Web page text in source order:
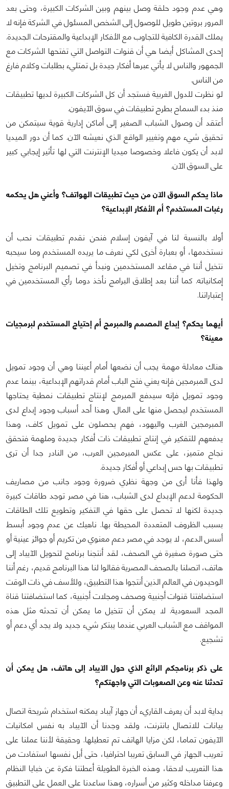
وهي عدم وجود حلقة وصل بينهم وبين الشركات الكبيرة، وحتى بعد
المرور بروتين طويل للوصول إلى الشخص المسئول في الشركة فإنه لا
يملك القدرة الكافية للتجاوب مع الأفكار الإبداعية والمقترحات الجديدة.
إحدى المشاكل أيضا هي أن قنوات التواصل التي تفتحها الشركات مع
الجمهور والناس لا يأتي عبرها أفكار جيدة بل تمتليء بطلبات وكلام فارغ
من الناس.
لو نظرت للدول الغربية فستجد أن كل الشركات الكبيرة لديها تطبيقات
منذ بدء السماح بطرح تطبيقات في سوق الآيفون.
أعتقد أن وصول الشباب الصغير إلى أماكن إدارية قوية سيتمكن من
تحقيق شيء مهم وتغيير الواقع الذي نعيشه الآن. كما أن دور الميديا
لابد أن يكون فاعلا وخصوصا ميديا الإنترنت التي لها تأثير إيجابي كبير
على السوق الآن.
ماذا يحكم السوق الآن من حيث تطبيقات الهواتف؟ وأعني هل يحكمه
رغبات المستخدم؟ أم الأفكار الإبداعية؟
أولا بالنسبة لنا في آيفون إسلام فنحن نقدم تطبيقات نحب أن
نستخدمها، أو بعبارة أخرى لكي نعرف ما يريده المستخدم وما سيحبه
نتخيل أننا في مقاعد المستخدمين ونبدأ في تصميم البرنامج وتخيل
إمكانياته. كما أننا بعد إطلاق البرامج نأخذ دوما رأي المستخدمين في
إعتباراتنا.
أيهما يحكم؟ إبداع المصمم والمبرمج أم إحتياج المستخدم لبرمجيات
معينة؟
هناك معادلة مهمة يجب أن نضعها أمام أعيننا وهي أن وجود تمويل
لدى المبرمجين فإنه يعني فتح الباب أمام قدراتهم الإبداعية، بينما عدم
وجود تمويل فإنه سيدفع المبرمج لإنتاج تطبيقات نمطية يحتاجها
المستخدم ليحصل منها على المال. وهذا أحد أسباب وجود إبداع لدى
المبرمجين الغرب واليهود، فهم يحصلون على تمويل كاف، وهذا
يدفعهم للتفكير في إنتاج تطبيقات ذات أفكار جديدة وملهمة فتحقق
نجاح متميز، على عكس المبرمجين العرب، من النادر جدا أن ترى
تطبيقات بها حس إبداعي أو أفكار جديدة.
ولهذا فأنا أرى من وجهة نظري ضرورة وجود جانب من مصاريف
الحكومة لدعم الإبداع لدى الشباب، هنا في مصر توجد طاقات كبيرة
جديدة لكنها لا تحصل على حقها في التفكير وتطويع تلك الطاقات
بسبب الظروف المتعددة المحيطة بها. ناهيك عن عدم وجود أبسط
أسس الدعم، لا يوجد في مصر دعم معنوي من تكريم أو جوائز عينية أو
حتى صورة صغيرة في الصحف، لقد أنتجنا برنامج لتحويل الآيباد إلى
هاتف، اتصلنا بالصحف المصرية فقالوا لنا هذا البرنامج قديم، رغم أننا
الوحيدون في العالم الذين أنتجوا هذا التطبيق، وللأسف في ذات الوقت
استضافتنا قنوات أجنبية وصحف ومجلات أجنبية، كما استضافتنا قناة
المجد السعودية. لا يمكن أن تتخيل ما يمكن أن تحدثه مثل هذه
المواقف مع الشباب العربي عندما يبتكر شيء جديد ولا يجد أي دعم أو
تشجيع.
على ذكر برنامجكم الرائع الذي حول الآيباد إلى هاتف، هل يمكن أن
تحدثنا عنه وعن الصعوبات التي واجهتكم؟
بداية لابد أن يعرف القاريء أن جهاز آيباد يمكنه استخدام شريحة اتصال
بيانات للاتصال بانترنت، ولقد وجدنا أن الآيباد به نفس امكانيات
الآيفون تماما، لكن مزايا الهاتف تم تعطيلها. وحقيقة لأننا عملنا على
تعريب الجهاز في السابق تعريبا احترافيا، حتى أبل نفسها استفادت من
هذا التعريب لاحقا، وهذه الخبرة الطويلة أعطتنا فكرة عن خبايا النظام
وعرفنا مداخله وكثير من أسراره، وهذا ساعدنا على العمل على التطبيق